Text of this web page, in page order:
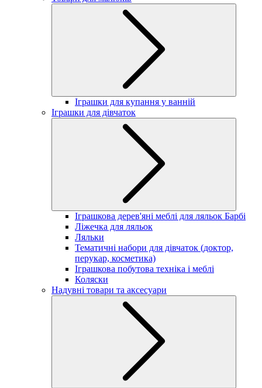
Іграшки для купання у ванній
Іграшки для дівчаток
Іграшкова дерев'яні меблі для ляльок Барбі
Ліжечка для ляльок
Ляльки
Тематичні набори для дівчаток (доктор,
перукар, косметика)
Іграшкова побутова техніка і меблі
Коляски
Надувні товари та аксесуари